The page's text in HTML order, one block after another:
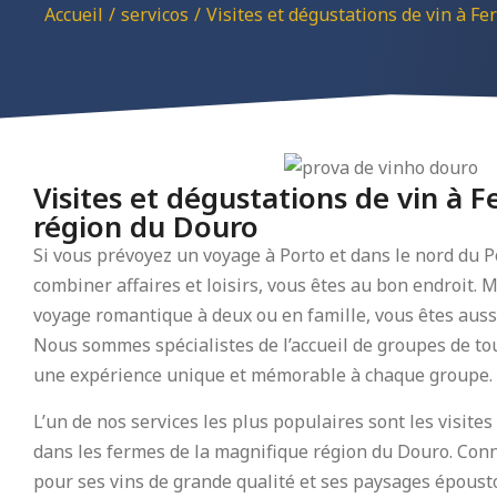
Vous êtes ici :
Accueil servicos Visites et dégustations de vin à
Visites et dégustations de vin à
région du Douro
Si vous prévoyez un voyage à Porto et dans le nord du
combiner affaires et loisirs, vous êtes au bon endroit.
voyage romantique à deux ou en famille, vous êtes
Nous sommes spécialistes de l’accueil de groupes de
une expérience unique et mémorable à chaque groupe.
L’un de nos services les plus populaires sont les
dans les fermes de la magnifique région du Douro.
pour ses vins de grande qualité et ses paysages